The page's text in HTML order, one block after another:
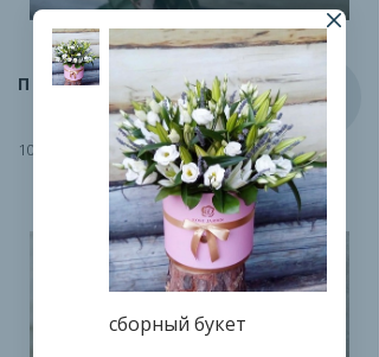
ПИЧ-АВАЛАНЖ
100 руб.
сборный букет